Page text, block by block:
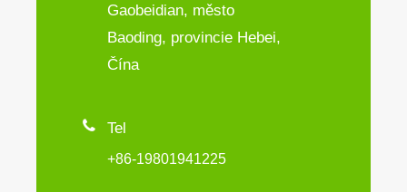
Gaobeidian, město
Baoding, provincie Hebei,
Čína
 Tel
+86-19801941225